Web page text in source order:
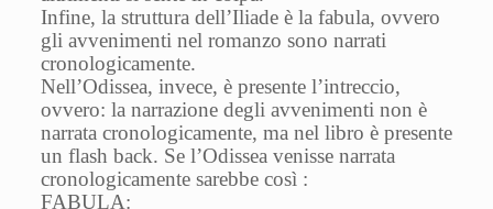
Infine, la struttura dell’Iliade è la fabula, ovvero
gli avvenimenti nel romanzo sono narrati
cronologicamente.
Nell’Odissea, invece, è presente l’intreccio,
ovvero: la narrazione degli avvenimenti non è
narrata cronologicamente, ma nel libro è presente
un flash back. Se l’Odissea venisse narrata
cronologicamente sarebbe così :
FABULA: